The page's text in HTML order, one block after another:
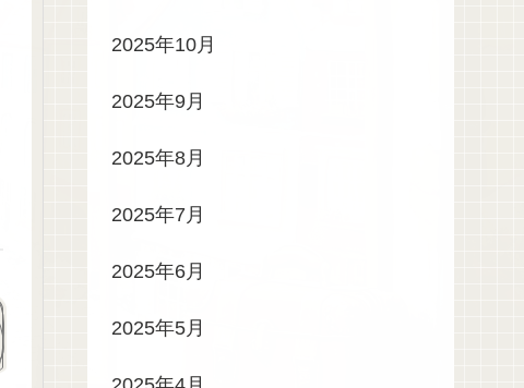
2025年10月
2025年9月
2025年8月
2025年7月
2025年6月
2025年5月